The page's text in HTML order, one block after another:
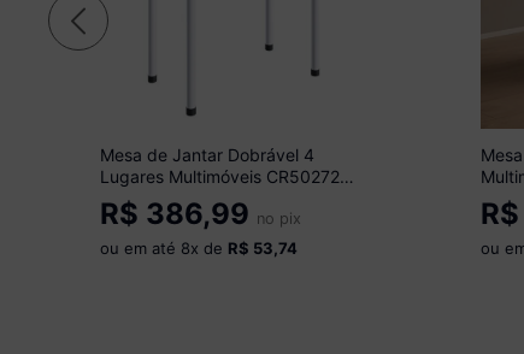
Mesa de Jantar Dobrável 4
Lugares Multimóveis CR50272
Branco
R$ 386,99 no pix
ou em até 8x de R$ 53,74
R$
ou